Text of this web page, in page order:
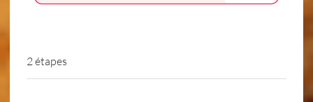
2 étapes